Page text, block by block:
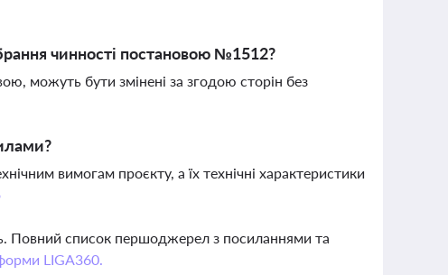
чинності постановою №1512?
можуть бути змінені за згодою сторін без
вимогам проєкту, а їх технічні характеристики
Повний список першоджерел з посиланнями та
LIGA360.